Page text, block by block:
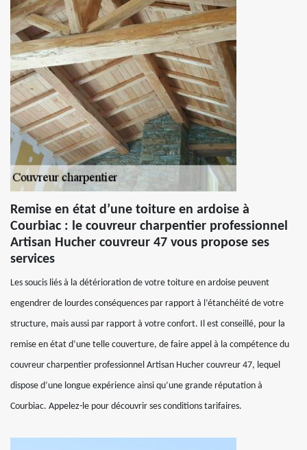
Remise en état d’une toiture en ardoise à
Courbiac : le couvreur charpentier professionnel
Artisan Hucher couvreur 47 vous propose ses
services
Les soucis liés à la détérioration de votre toiture en ardoise peuvent
engendrer de lourdes conséquences par rapport à l’étanchéité de votre
structure, mais aussi par rapport à votre confort. Il est conseillé, pour la
remise en état d’une telle couverture, de faire appel à la compétence du
couvreur charpentier professionnel Artisan Hucher couvreur 47, lequel
dispose d’une longue expérience ainsi qu’une grande réputation à
Courbiac. Appelez-le pour découvrir ses conditions tarifaires.